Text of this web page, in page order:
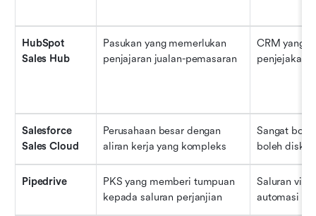
HubSpot
Sales Hub
Pasukan yang memerlukan
penjajaran jualan-pemasaran
CRM yang
penjejakan
Salesforce
Sales Cloud
Perusahaan besar dengan
aliran kerja yang kompleks
Sangat
boleh
Pipedrive
PKS yang memberi tumpuan
kepada saluran perjanjian
Saluran
automasi